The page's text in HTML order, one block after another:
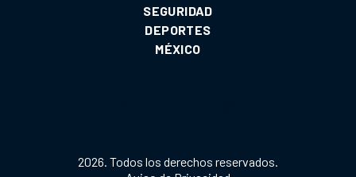
SEGURIDAD
DEPORTES
MÉXICO
2026. Todos los derechos reservados.